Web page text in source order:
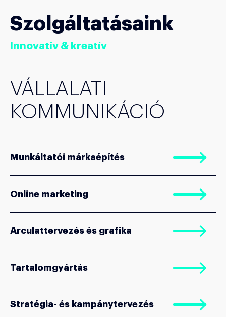
Szolgáltatásaink
Innovatív & kreatív
VÁLLALATI
KOMMUNIKÁCIÓ
Munkáltatói márkaépítés
Online marketing
Arculattervezés és grafika
Tartalomgyártás
Stratégia- és kampánytervezés